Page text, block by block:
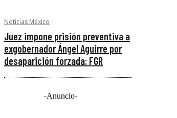
Noticias México
Juez impone prisión preventiva a
exgobernador Ángel Aguirre por
desaparición forzada: FGR
-Anuncio-